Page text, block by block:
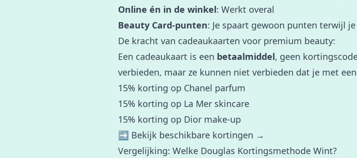
Online én in de winkel: Werkt overal
Beauty Card-punten: Je spaart gewoon punten terwijl
De kracht van cadeaukaarten voor premium beauty:
Een cadeaukaart is een betaalmiddel, geen
verbieden, maar ze kunnen niet verbieden dat je met
15% korting op Chanel parfum
15% korting op La Mer skincare
15% korting op Dior make-up
➡️ Bekijk beschikbare kortingen →
Vergelijking: Welke Douglas Kortingsmethode Wint?